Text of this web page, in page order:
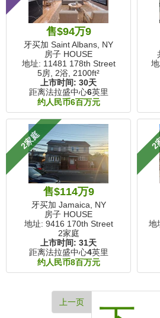
售$94万9
牙买加 Saint Albans, NY
房子 HOUSE
地址: 11481 178th Street
5房, 2浴, 2100ft²
上市时间: 30天
距离法拉盛中心6英里
约人民币6百万元
2家庭
售$114万9
牙买加 Jamaica, NY
房子 HOUSE
地址: 9416 170th Street
2家庭
上市时间: 31天
距离法拉盛中心4英里
约人民币8百万元
2
地
上一页